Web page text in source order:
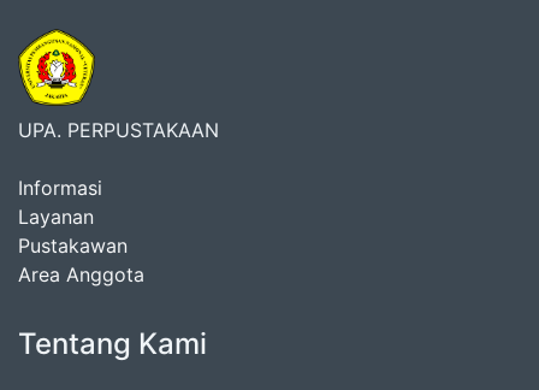
UPA. PERPUSTAKAAN
Informasi
Layanan
Pustakawan
Area Anggota
Tentang Kami